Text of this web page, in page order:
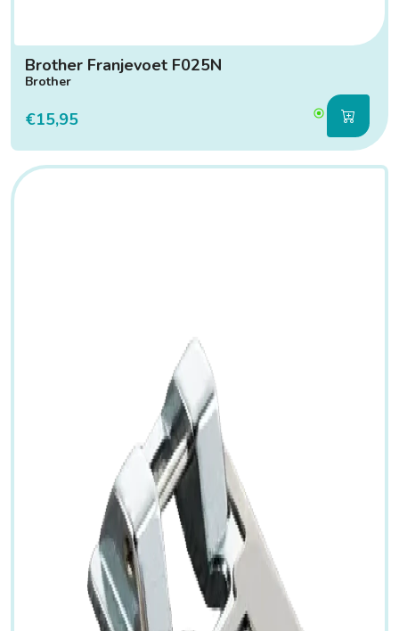
Brother Franjevoet F025N
Brother
€15,95